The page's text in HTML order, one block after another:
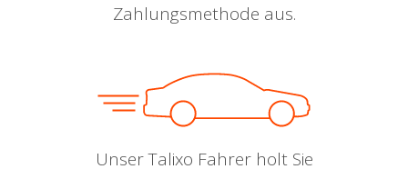
Zahlungsmethode aus.
Unser Talixo Fahrer holt Sie